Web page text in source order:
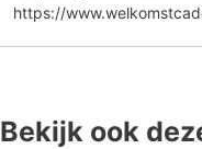
https://
Bekijk ook